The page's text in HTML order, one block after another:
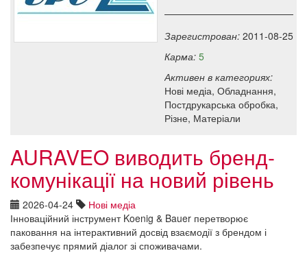
Зарегистрован: 2011-08-25
Карма: 5
Активен в категориях:
Нові медіа, Обладнання,
Постдрукарська обробка,
Різне, Матеріали
AURAVEO виводить бренд-
комунікації на новий рівень
2026-04-24
Нові медіа
Інноваційний інструмент Koenig & Bauer перетворює
паковання на інтерактивний досвід взаємодії з брендом і
забезпечує прямий діалог зі споживачами.